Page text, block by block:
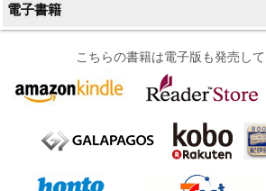
電子書籍
こちらの書籍は電子版も発売して